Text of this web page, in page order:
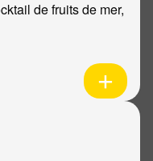
de fruits de mer,